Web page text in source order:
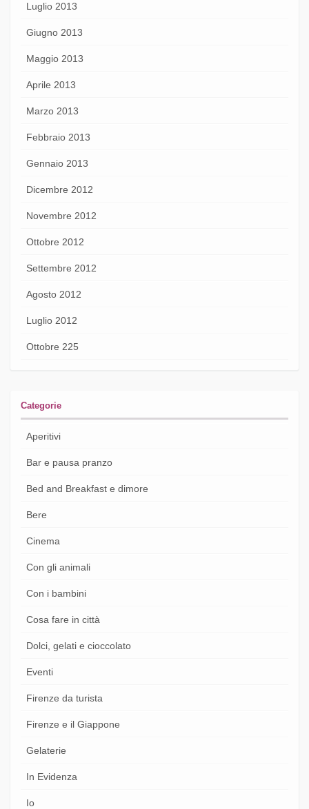
Luglio 2013
Giugno 2013
Maggio 2013
Aprile 2013
Marzo 2013
Febbraio 2013
Gennaio 2013
Dicembre 2012
Novembre 2012
Ottobre 2012
Settembre 2012
Agosto 2012
Luglio 2012
Ottobre 225
Categorie
Aperitivi
Bar e pausa pranzo
Bed and Breakfast e dimore
Bere
Cinema
Con gli animali
Con i bambini
Cosa fare in città
Dolci, gelati e cioccolato
Eventi
Firenze da turista
Firenze e il Giappone
Gelaterie
In Evidenza
Io